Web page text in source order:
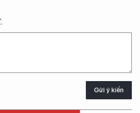
Gửi ý kiến